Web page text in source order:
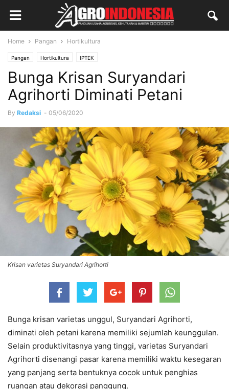
Home Pangan Hortikultura
Pangan Hortikultura IPTEK
Bunga Krisan Suryandari
Agrihorti Diminati Petani
By Redaksi - 05/06/2020
Krisan varietas Suryandari Agrihorti
Bunga krisan varietas unggul, Suryandari Agrihorti,
diminati oleh petani karena memiliki sejumlah keunggulan.
Selain produktivitasnya yang tinggi, varietas Suryandari
Agrihorti disenangi pasar karena memiliki waktu kesegaran
yang panjang serta bentuknya cocok untuk penghias
ruangan atau dekorasi panggung.